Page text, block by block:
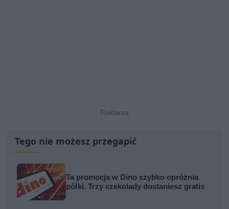
Tego nie możesz przegapić
Ta promocja w Dino szybko opróżnia
półki. Trzy czekolady dostaniesz gratis